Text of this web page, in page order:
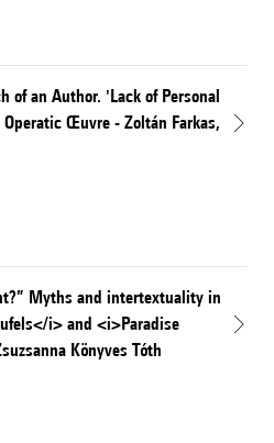
of an Author. 'Lack of Personal
Operatic Œuvre - Zoltán Farkas,
Myths and intertextuality in
i> and <i>Paradise
Könyves Tóth